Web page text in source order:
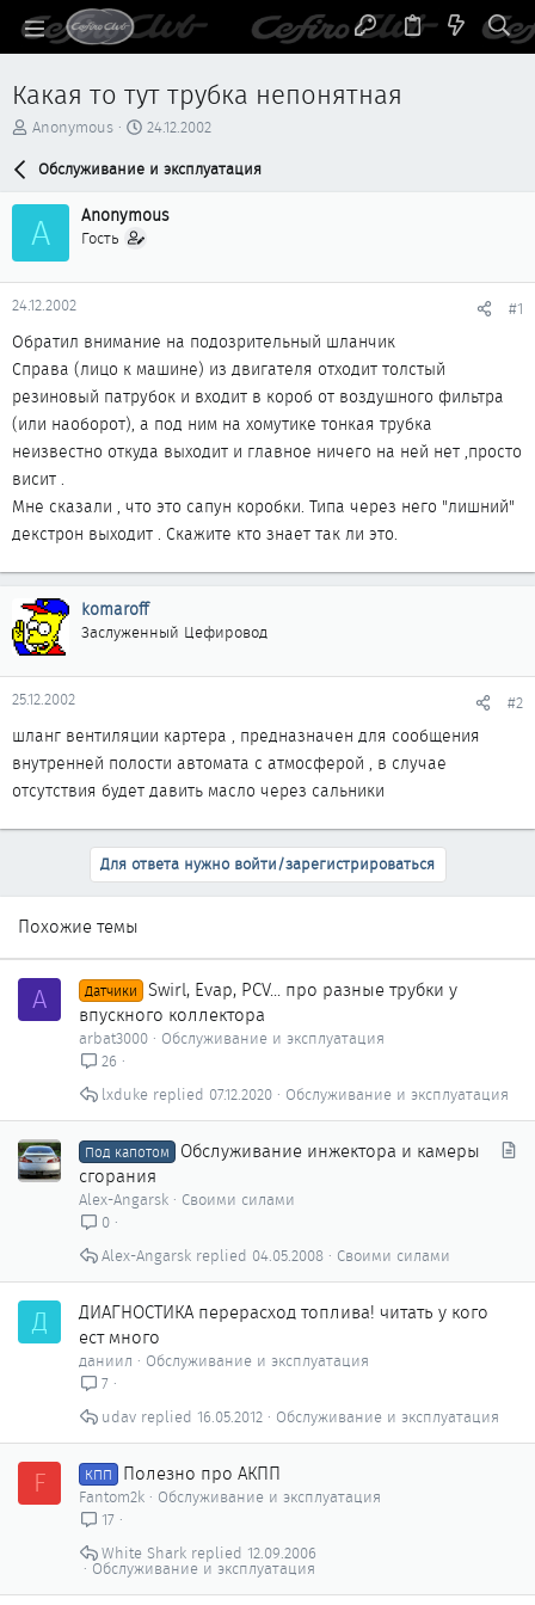
Какая то тут трубка непонятная
А
р
т
м
ы
Anonymous
Д
т
н
а
24.12.2002
Обслуживание и эксплуатация
A Anonymous
Гость
24.12.2002 #1
Обратил внимание на подозрительный шланчик
Справа (лицо к машине) из двигателя отходит толстый
резиновый патрубок и входит в короб от воздушного фильтра
(или наоборот), а под ним на хомутике тонкая трубка
неизвестно откуда выходит и главное ничего на ней нет ,просто
висит .
Мне сказали , что это сапун коробки. Типа через него "лишний"
декстрон выходит . Скажите кто знает так ли это.
komaroff
Заслуженный Цефировод
25.12.2002 #2
шланг вентиляции картера , предназначен для сообщения
внутренней полости автомата с атмосферой , в случае
отсутствия будет давить масло через сальники
Для ответа нужно войти/зарегистрироваться
Похожие темы
A Датчики
Swirl, Evap, PCV... про разные трубки у
впускного коллектора
arbat3000
Обслуживание и эксплуатация
26
Обслуживание и эксплуатация
07.12.2020
lxduke
Под капотом
Обслуживание инжектора и камеры
сгорания
Alex-Angarsk
Своими силами
0
Своими силами
04.05.2008
Alex-Angarsk
Д
ДИАГНОСТИКА перерасход топлива! читать у кого
ест много
даниил
Обслуживание и эксплуатация
7
Обслуживание и эксплуатация
16.05.2012
udav
F КПП Полезно про АКПП
Fantom2k
Обслуживание и эксплуатация
17
Обслуживание и эксплуатация
12.09.2006
White Shark